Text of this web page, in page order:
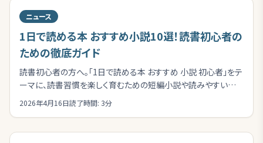
ニュース
1日で読める本 おすすめ小説10選！読書初心者の
ための徹底ガイド
読書初心者の方へ。「1日で読める本 おすすめ 小説 初心者」をテ
ーマに、読書習慣を楽しく育むための短編小説や読みやすい長
編を多数ご紹介。水野由香の専門知識で選ばれた一冊を見つけ
2026年4月16日読了時間: 3分